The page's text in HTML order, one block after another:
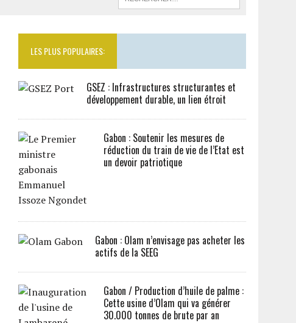
LES PLUS POPULAIRES:
GSEZ : Infrastructures structurantes et
développement durable, un lien étroit
Gabon : Soutenir les mesures de
réduction du train de vie de l’Etat est
un devoir patriotique
Gabon : Olam n’envisage pas acheter les
actifs de la SEEG
Gabon / Production d’huile de palme :
Cette usine d’Olam qui va générer
30.000 tonnes de brute par an